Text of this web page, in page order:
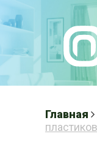
Главная